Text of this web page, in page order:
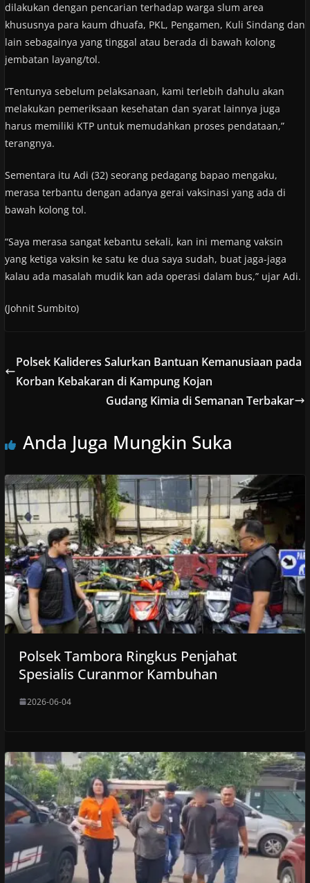
dilakukan dengan pencarian terhadap warga slum area
khususnya para kaum dhuafa, PKL, Pengamen, Kuli Sindang dan
lain sebagainya yang tinggal atau berada di bawah kolong
jembatan layang/tol.
“Tentunya sebelum pelaksanaan, kami terlebih dahulu akan
melakukan pemeriksaan kesehatan dan syarat lainnya juga
harus memiliki KTP untuk memudahkan proses pendataan,”
terangnya.
Sementara itu Adi (32) seorang pedagang bapao mengaku,
merasa terbantu dengan adanya gerai vaksinasi yang ada di
bawah kolong tol.
“Saya merasa sangat kebantu sekali, kan ini memang vaksin
yang ketiga vaksin ke satu ke dua saya sudah, buat jaga-jaga
kalau ada masalah mudik kan ada operasi dalam bus,” ujar Adi.
(Johnit Sumbito)
Polsek Kalideres Salurkan Bantuan Kemanusiaan pada
Korban Kebakaran di Kampung Kojan
Gudang Kimia di Semanan Terbakar
Anda Juga Mungkin Suka
Polsek Tambora Ringkus Penjahat
Spesialis Curanmor Kambuhan
2026-06-04